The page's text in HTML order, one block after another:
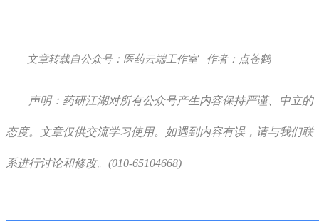
文章转载自公众号：医药云端工作室 作者：点苍鹤
声明：药研江湖对所有公众号产生内容保持严谨、中立的
态度。文章仅供交流学习使用。如遇到内容有误，请与我们联
系进行讨论和修改。(010-65104668)